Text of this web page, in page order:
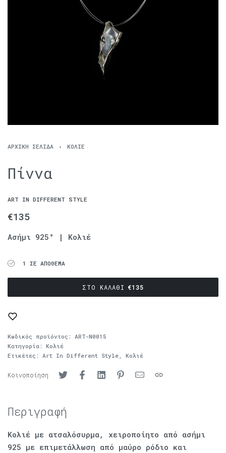
ΑΡΧΙΚΉ ΣΕΛΊΔΑ › ΚΟΛΙΈ
Πίννα
ART IN DIFFERENT STYLE
€135
Ασήμι 925° | Κολιέ
1 ΣΕ ΑΠΌΘΕΜΑ
€135
ΣΤΟ ΚΑΛΆΘΙ
Κωδικός προϊόντος: ART-N0015
Κατηγορία: Κολιέ
Ετικέτες: Art In Different Style Κολιέ
Κοινοποίηση
Περιγραφή
Κολιέ με ατσαλόσυρμα, χειροποίητο από ασήμι
925 με επιμετάλλωση από μαύρο ρόδιο και